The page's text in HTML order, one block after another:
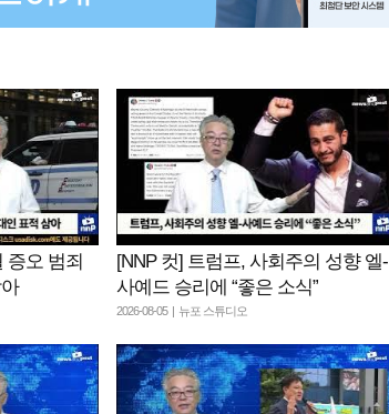
증오 범죄
[NNP 컷] 트럼프, 사회주의 성향 엘-
사예드 승리에 “좋은 소식”
2026-08-05 | 뉴포 스튜디오